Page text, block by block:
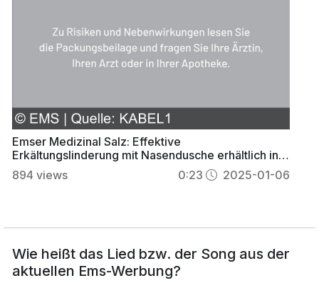
Emser Medizinal Salz: Effektive
Erkältungslinderung mit Nasendusche erhältlich in
Apotheken
894 views 0:23 2025-01-06
Wie heißt das Lied bzw. der Song aus der
aktuellen Ems-Werbung?